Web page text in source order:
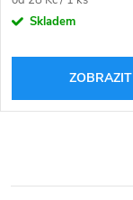
cena:Skladem
ZOBRAZIT